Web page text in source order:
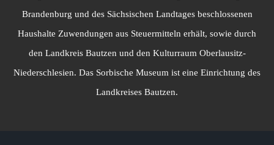
Brandenburg und des Sächsischen Landtages beschlossenen
Haushalte Zuwendungen aus Steuermitteln erhält, sowie durch
den Landkreis Bautzen und den Kulturraum Oberlausitz-
Niederschlesien. Das Sorbische Museum ist eine Einrichtung des
Landkreises Bautzen.